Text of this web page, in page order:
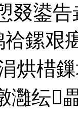
叕鍙
祫鏍艰
烘棤
纭